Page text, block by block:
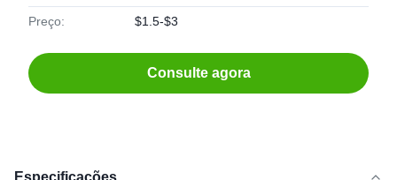
Preço: $1.5-$3
Consulte agora
Especificações